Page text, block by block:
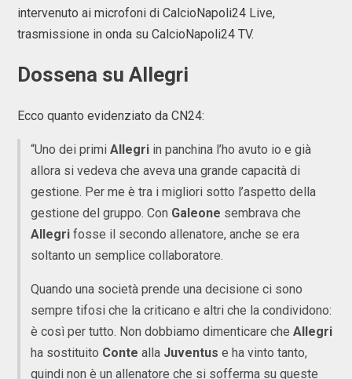
intervenuto ai microfoni di CalcioNapoli24 Live,
trasmissione in onda su CalcioNapoli24 TV.
Dossena su Allegri
Ecco quanto evidenziato da CN24:
“Uno dei primi Allegri in panchina l’ho avuto io e già
allora si vedeva che aveva una grande capacità di
gestione. Per me è tra i migliori sotto l’aspetto della
gestione del gruppo. Con Galeone sembrava che
Allegri fosse il secondo allenatore, anche se era
soltanto un semplice collaboratore.
Quando una società prende una decisione ci sono
sempre tifosi che la criticano e altri che la condividono:
è così per tutto. Non dobbiamo dimenticare che Allegri
ha sostituito Conte alla Juventus e ha vinto tanto,
quindi non è un allenatore che si sofferma su queste